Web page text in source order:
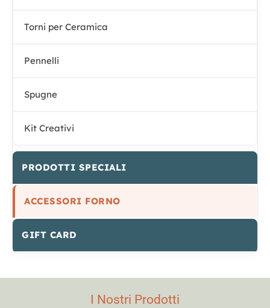
Torni per Ceramica
Pennelli
Spugne
Kit Creativi
PRODOTTI SPECIALI
ACCESSORI FORNO
GIFT CARD
I Nostri Prodotti